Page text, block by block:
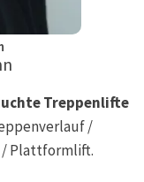
Treppenlifte
/
/ Plattformlift.